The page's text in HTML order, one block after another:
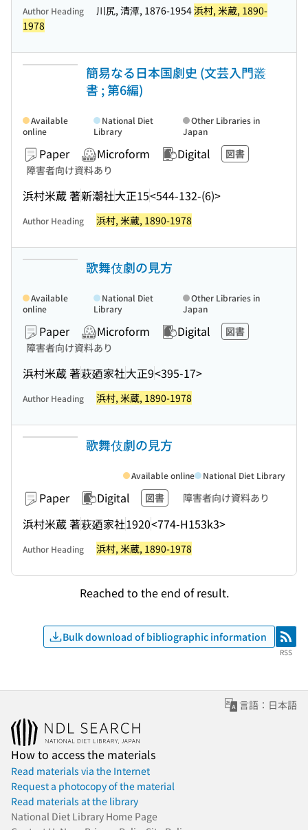
Author Heading 川尻, 清潭, 1876-1954浜村, 米蔵, 1890-
1978
簡易なる日本国劇史 (文芸入門叢
書 ; 第6編)
Paper Microform Digital
図書
障害者向け資料あり
浜村米蔵 著新潮社大正15<544-132-(6)>
Available
online
National Diet
Library
Other Libraries in
Japan
Author Heading 浜村, 米蔵, 1890-1978
歌舞伎劇の見方
Paper Microform Digital
図書
障害者向け資料あり
浜村米蔵 著萩廼家社大正9<395-17>
Available
online
National Diet
Library
Other Libraries in
Japan
Author Heading 浜村, 米蔵, 1890-1978
歌舞伎劇の見方
Paper Digital 図書 障害者向け資料あり
浜村米蔵 著萩廼家社1920<774-H153k3>
Available online National Diet Library
Author Heading 浜村, 米蔵, 1890-1978
Reached to the end of result.
Bulk download of bibliographic information RSS
RSS
言語：日本語
How to access the materials
Read materials via the Internet
Request a photocopy of the material
Read materials at the library
National Diet Library Home Page